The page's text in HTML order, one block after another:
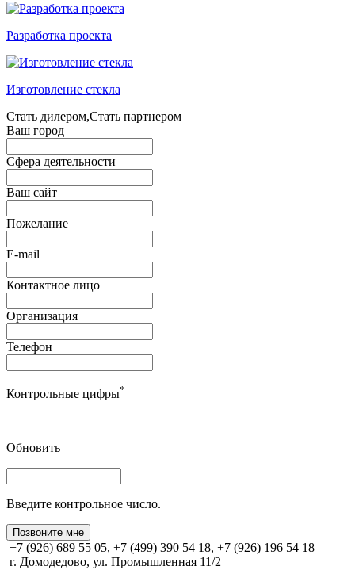
Разработка проекта
Изготовление стекла
Стать дилером,Стать партнером
Ваш город
Сфера деятельности
Ваш сайт
Пожелание
E-mail
Контактное лицо
Организация
Телефон
Контрольные цифры*
Обновить
Введите контрольное число.
Позвоните мне
+7 (926) 689 55 05, +7 (499) 390 54 18, +7 (926) 196 54 18
г. Домодедово, ул. Промышленная 11/2